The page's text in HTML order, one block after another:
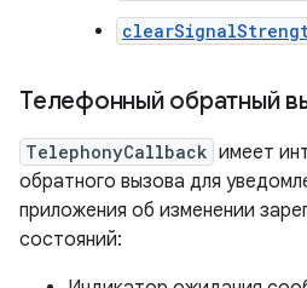
Телефонный обратный
TelephonyCallback имеет
обратного вызова для
приложения об изменении
состояний: